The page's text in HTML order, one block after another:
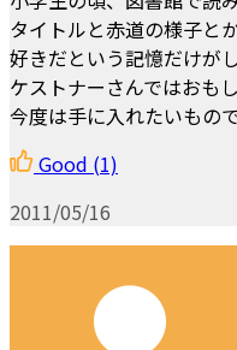
タイトルと赤道の様子と
好きだという記憶だけが
ケストナーさんではおも
今度は手に入れたいもので
Good (1)
2011/05/16